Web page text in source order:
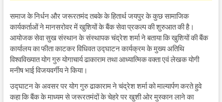
समाज के निर्धन और जरूरतमंद तबके के हितार्थ जयपुर के कुछ सामाजिक
कार्यकर्ताओं ने मानसरोवर में खुशियों के बैंक सेवा प्रकल्प की शुरुआत की है।
आयोजक सेवा सुख संस्थान के संस्थापक चंद्रेश शर्मा ने बताया कि खुशियों की बैंक
कार्यालय का फीता काटकर विधिवत उद्घाटन कार्यक्रम के मुख्य अतिथि
विश्वविख्यात योग गुरु योगाचार्य ढाकाराम तथा आध्यात्मिक वक्ता एवं लेखक योगी
मनीष भाई विजयवर्गीय ने किया।
उद्घाटन के अवसर पर योग गुरु ढाकाराम ने चंद्रेश शर्मा को माल्यार्पण करते हुवे
कहा कि बैंक के माध्यम से जरूरतमंदों के चेहरे पर खुशी ओर मुस्कान लाने का